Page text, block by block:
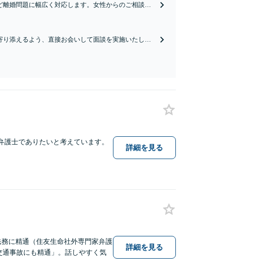
婚問題に幅広く対応します。女性からのご相談も
添えるよう、直接お会いして面談を実施いたしま
士でありたいと考えています。
詳細を見る
に精通（住友生命社外専門家弁護
事故にも精通」。話しやすく気
詳細を見る